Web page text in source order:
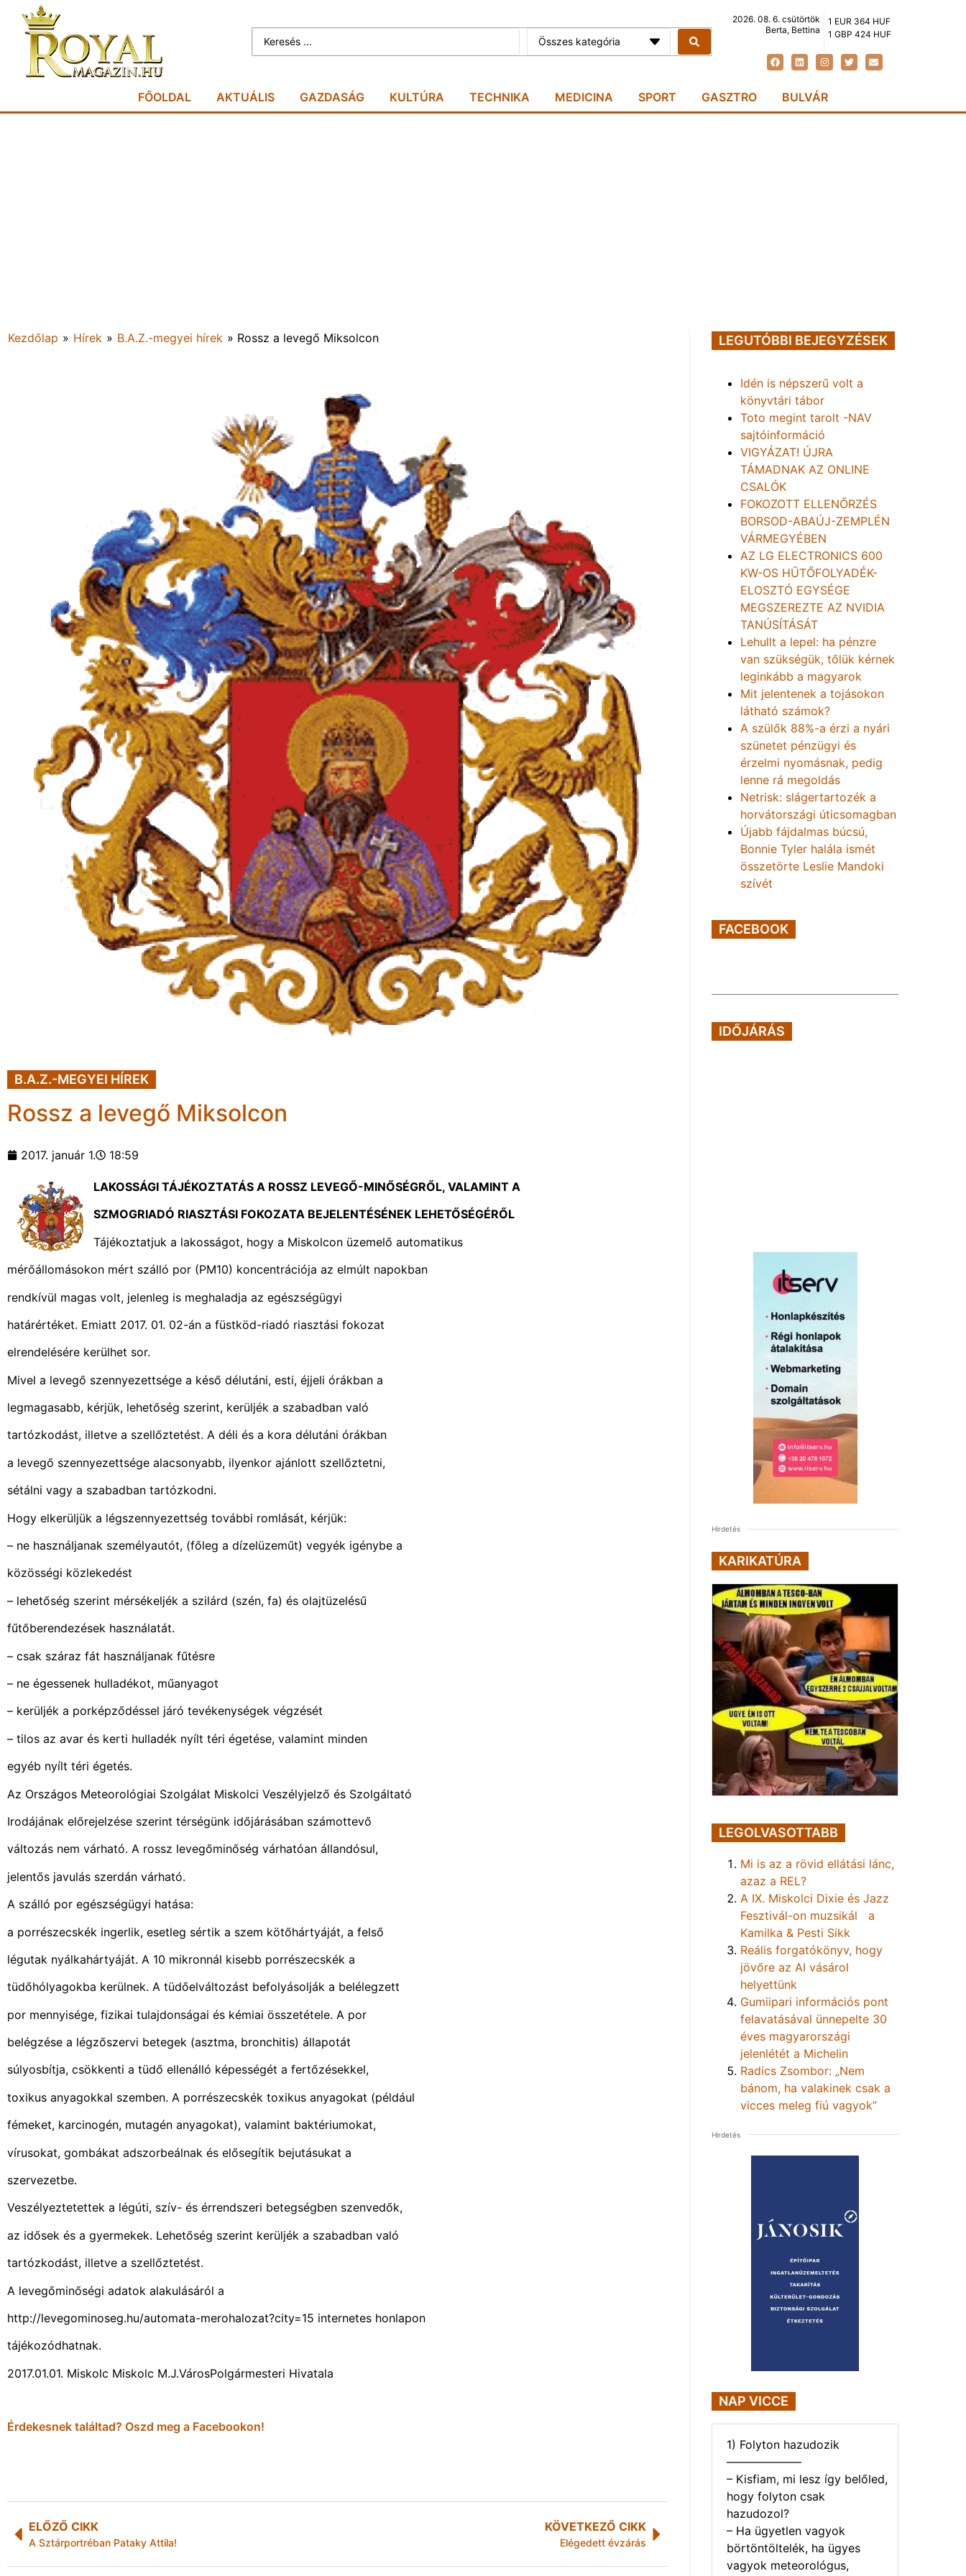
Összes kategória
2026. 08. 6. csütörtök
Berta, Bettina
1 EUR 364 HUF
1 GBP 424 HUF
FŐOLDAL AKTUÁLIS GAZDASÁG KULTÚRA TECHNIKA MEDICINA SPORT GASZTRO BULVÁR
Kezdőlap » Hírek » B.A.Z.-megyei hírek » Rossz a levegő Miksolcon
B.A.Z.-MEGYEI HÍREK
Rossz a levegő Miksolcon
2017. január 1. 18:59
LAKOSSÁGI TÁJÉKOZTATÁS A ROSSZ LEVEGŐ-MINŐSÉGRŐL, VALAMINT A
SZMOGRIADÓ RIASZTÁSI FOKOZATA BEJELENTÉSÉNEK LEHETŐSÉGÉRŐL
Tájékoztatjuk a lakosságot, hogy a Miskolcon üzemelő automatikus
mérőállomásokon mért szálló por (PM10) koncentrációja az elmúlt napokban
rendkívül magas volt, jelenleg is meghaladja az egészségügyi
határértéket. Emiatt 2017. 01. 02-án a füstköd-riadó riasztási fokozat
elrendelésére kerülhet sor.
Mivel a levegő szennyezettsége a késő délutáni, esti, éjjeli órákban a
legmagasabb, kérjük, lehetőség szerint, kerüljék a szabadban való
tartózkodást, illetve a szellőztetést. A déli és a kora délutáni órákban
a levegő szennyezettsége alacsonyabb, ilyenkor ajánlott szellőztetni,
sétálni vagy a szabadban tartózkodni.
Hogy elkerüljük a légszennyezettség további romlását, kérjük:
– ne használjanak személyautót, (főleg a dízelüzeműt) vegyék igénybe a
közösségi közlekedést
– lehetőség szerint mérsékeljék a szilárd (szén, fa) és olajtüzelésű
fűtőberendezések használatát.
– csak száraz fát használjanak fűtésre
– ne égessenek hulladékot, műanyagot
– kerüljék a porképződéssel járó tevékenységek végzését
– tilos az avar és kerti hulladék nyílt téri égetése, valamint minden
egyéb nyílt téri égetés.
Az Országos Meteorológiai Szolgálat Miskolci Veszélyjelző és Szolgáltató
Irodájának előrejelzése szerint térségünk időjárásában számottevő
változás nem várható. A rossz levegőminőség várhatóan állandósul,
jelentős javulás szerdán várható.
A szálló por egészségügyi hatása:
a porrészecskék ingerlik, esetleg sértik a szem kötőhártyáját, a felső
légutak nyálkahártyáját. A 10 mikronnál kisebb porrészecskék a
tüdőhólyagokba kerülnek. A tüdőelváltozást befolyásolják a belélegzett
por mennyisége, fizikai tulajdonságai és kémiai összetétele. A por
belégzése a légzőszervi betegek (asztma, bronchitis) állapotát
súlyosbítja, csökkenti a tüdő ellenálló képességét a fertőzésekkel,
toxikus anyagokkal szemben. A porrészecskék toxikus anyagokat (például
fémeket, karcinogén, mutagén anyagokat), valamint baktériumokat,
vírusokat, gombákat adszorbeálnak és elősegítik bejutásukat a
szervezetbe.
Veszélyeztetettek a légúti, szív- és érrendszeri betegségben szenvedők,
az idősek és a gyermekek. Lehetőség szerint kerüljék a szabadban való
tartózkodást, illetve a szellőztetést.
A levegőminőségi adatok alakulásáról a
http://levegominoseg.hu/automata-merohalozat?city=15 internetes honlapon
tájékozódhatnak.
2017.01.01. Miskolc Miskolc M.J.VárosPolgármesteri Hivatala
Érdekesnek találtad? Oszd meg a Facebookon!
ELŐZŐ CIKK
A Sztárportréban Pataky Attila!
KÖVETKEZŐ CIKK
Elégedett évzárás
LEGUTÓBBI BEJEGYZÉSEK
Idén is népszerű volt a
könyvtári tábor
Toto megint tarolt -NAV
sajtóinformáció
VIGYÁZAT! ÚJRA
TÁMADNAK AZ ONLINE
CSALÓK
FOKOZOTT ELLENŐRZÉS
BORSOD-ABAÚJ-ZEMPLÉN
VÁRMEGYÉBEN
AZ LG ELECTRONICS 600
KW-OS HŰTŐFOLYADÉK-
ELOSZTÓ EGYSÉGE
MEGSZEREZTE AZ NVIDIA
TANÚSÍTÁSÁT
Lehullt a lepel: ha pénzre
van szükségük, tőlük kérnek
leginkább a magyarok
Mit jelentenek a tojásokon
látható számok?
A szülők 88%-a érzi a nyári
szünetet pénzügyi és
érzelmi nyomásnak, pedig
lenne rá megoldás
Netrisk: slágertartozék a
horvátországi úticsomagban
Újabb fájdalmas búcsú,
Bonnie Tyler halála ismét
összetörte Leslie Mandoki
szívét
FACEBOOK
IDŐJÁRÁS
Hirdetés
KARIKATÚRA
LEGOLVASOTTABB
Mi is az a rövid ellátási lánc,
azaz a REL?
A IX. Miskolci Dixie és Jazz
Fesztivál-on muzsikál a
Kamilka & Pesti Sikk
Reális forgatókönyv, hogy
jövőre az AI vásárol
helyettünk
Gumiipari információs pont
felavatásával ünnepelte 30
éves magyarországi
jelenlétét a Michelin
Radics Zsombor: „Nem
bánom, ha valakinek csak a
vicces meleg fiú vagyok”
Hirdetés
NAP VICCE
1) Folyton hazudozik
——————–
– Kisfiam, mi lesz így belőled,
hogy folyton csak
hazudozol?
– Ha ügyetlen vagyok
börtöntöltelék, ha ügyes
vagyok meteorológus,